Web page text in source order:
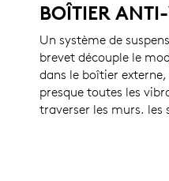
BOÎTIER
Un système de
brevet découple le
dans le boîtier
presque toutes les
traverser les murs, les